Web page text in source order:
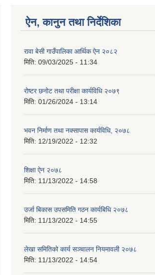
ऐन, कानुन तथा निर्देशिका
रावा बेसी गाउँपालिका आर्थिक ऐन २०८२
मिति: 09/03/2025 - 11:34
रोष्टर छनोट तथा परीक्षा कार्यविधि २०७९
मिति: 01/26/2024 - 13:14
भवन निर्माण तथा नक्सापास कार्यविधि, २०७८
मिति: 12/19/2022 - 12:32
शिक्षा ऐन २०७८
मिति: 11/13/2022 - 14:58
उर्जा बिकास उपसमिति गठन कार्यबिधि २०७८
मिति: 11/13/2022 - 14:55
लेखा समितिको कार्य सञ्चालन नियमावली २०७८
मिति: 11/13/2022 - 14:54